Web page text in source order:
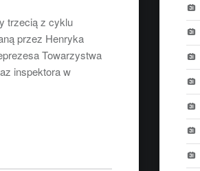
trzecią z cyklu
przez Henryka
Towarzystwa
inspektora w